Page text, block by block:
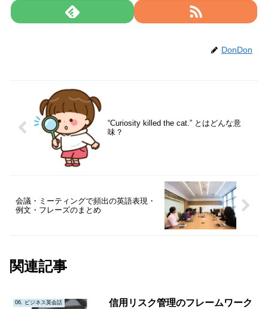
DonDon
“Curiosity killed the cat.” とはどんな意
味？
会議・ミーティングで頻出の英語表現・
例文・フレーズのまとめ
関連記事
06. ビジネス英会話
信用リスク管理のフレームワーク